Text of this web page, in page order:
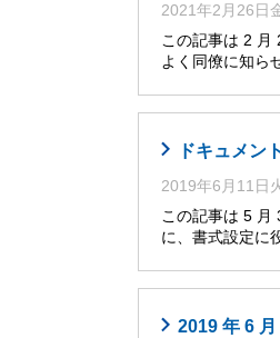
2021年2月26日
この記事は 2
よく同僚に知ら
ドキュメン
2019年6月11日
この記事は 5 月
に、書式設定に
2019 年 6